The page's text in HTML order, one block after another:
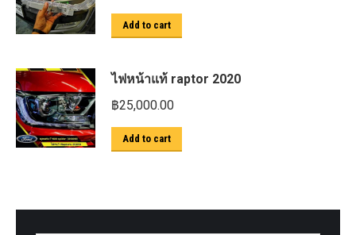
Add to cart
ไฟหน้าแท้ raptor 2020
฿25,000.00
Add to cart